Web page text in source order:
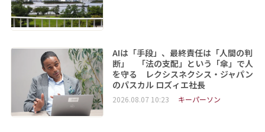
AIは「手段」、最終責任は「人間の判
断」 「法の支配」という「傘」で人
を守る レクシスネクシス・ジャパン
のパスカル ロズィエ社長
2026.08.07 10:23 キーパーソン